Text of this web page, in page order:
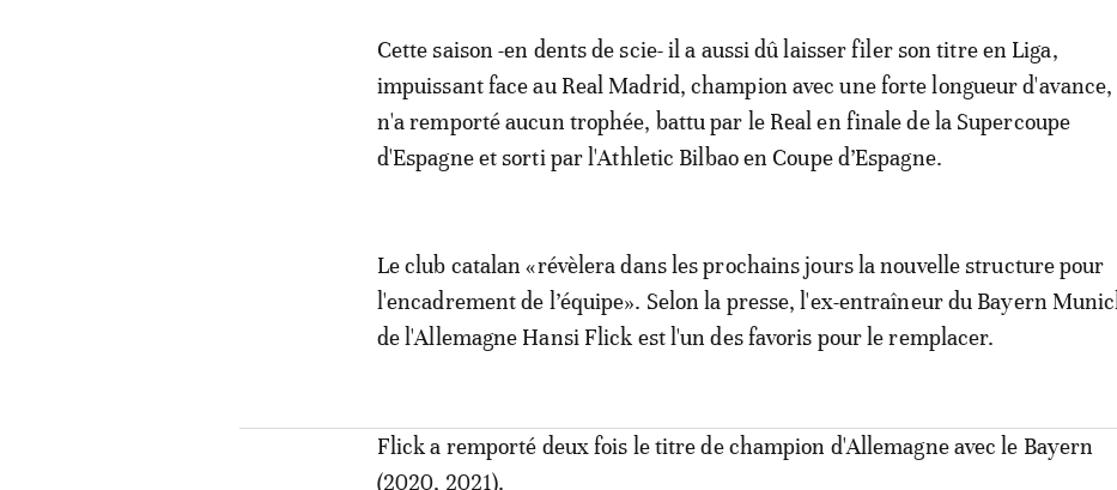
Cette saison -en dents de scie- il a aussi dû laisser filer son titre en Liga,
impuissant face au Real Madrid, champion avec une forte longueur d'avance,
n'a remporté aucun trophée, battu par le Real en finale de la Supercoupe
d'Espagne et sorti par l'Athletic Bilbao en Coupe d’Espagne.
Le club catalan «révèlera dans les prochains jours la nouvelle structure pour
l'encadrement de l’équipe». Selon la presse, l'ex-entraîneur du Bayern
de l'Allemagne Hansi Flick est l'un des favoris pour le remplacer.
Flick a remporté deux fois le titre de champion d'Allemagne avec le Bayern
(2020, 2021).